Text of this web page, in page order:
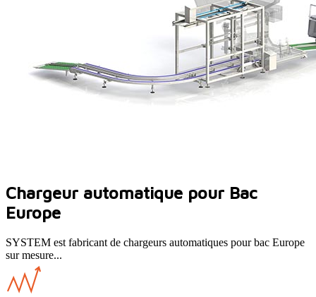
Chargeur automatique pour Bac
Europe
SYSTEM est fabricant de chargeurs automatiques pour bac Europe
sur mesure...